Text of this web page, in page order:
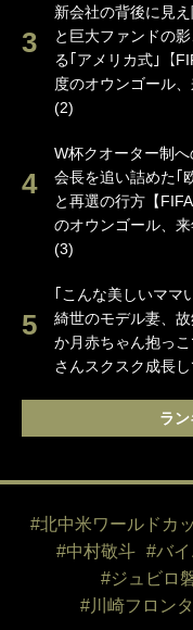
新会社の背後に見
と巨大ファンドの
る｢アメリカ式｣【
度のオウンゴール
(2)
W杯クオーター制
会長を追い詰めた｢
と再選の行方【
のオウンゴール、来
(3)
｢こんな美しいママ
綺世のモデル妻、
か月赤ちゃん抱っこ
さんスクスク成長
ラ
#北中米ワールドカ
#中村敬斗
#バ
#ジュビロ
#川崎フロン